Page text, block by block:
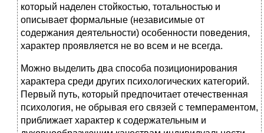
который наделен стойкостью, тотальностью и
описывает формальные (независимые от
содержания деятельности) особенности поведения,
характер проявляется не во всем и не всегда.
Можно выделить два способа позиционирования
характера среди других психологических категорий.
Первый путь, который предпочитает отечественная
психология, не обрывая его связей с темпераментом,
приближает характер к содержательным и